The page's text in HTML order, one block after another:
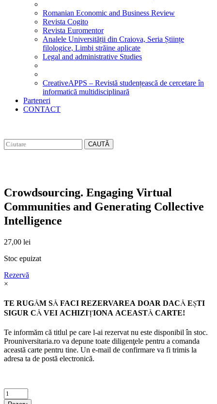
Romanian Economic and Business Review
Revista Cogito
Revista Euromentor
Analele Universității din Craiova, Seria Științe
filologice, Limbi străine aplicate
Legal and administrative Studies
CreativeAPPS – Revistă studențească de cercetare în
informatică multidisciplinară
Parteneri
CONTACT
CAUTĂ
Crowdsourcing. Engaging Virtual
Communities and Generating Collective
Intelligence
27,00 lei
Stoc epuizat
Rezervă
×
TE RUGĂM SĂ FACI REZERVAREA DOAR DACĂ EŞTI
SIGUR CĂ VEI ACHIZIŢIONA ACEASTĂ CARTE!
Te informăm că titlul pe care l-ai rezervat nu este disponibil în stoc.
Prouniversitaria.ro va depune toate diligenţele pentru a comanda
această carte pentru tine. Un e-mail de confirmare va fi trimis la
adresa ta de postă electronică.
Criminalistica
quantity